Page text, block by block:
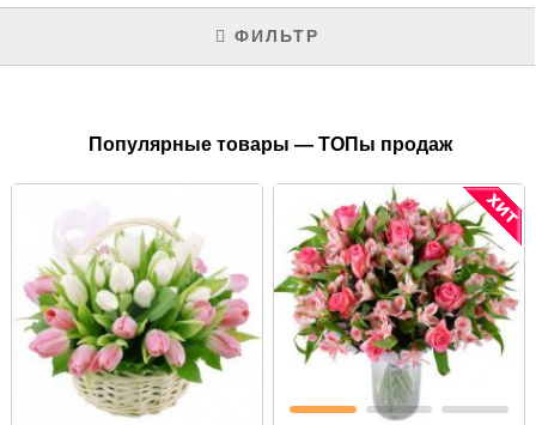
ФИЛЬТР
Популярные товары — ТОПы продаж